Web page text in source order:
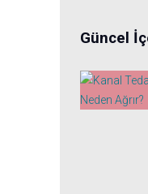
Güncel